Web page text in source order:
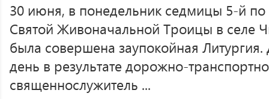
30 июня, в понедельник седмицы 5-й по
Святой Живоначальной Троицы в селе
была совершена заупокойная Литургия.
день в результате дорожно-
священнослужитель ...